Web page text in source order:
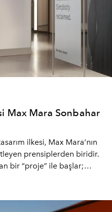
Max Mara Sonbahar
ilkesi, Max Mara’nın
prensiplerden biridir.
bir “proje” ile başlar;
dönüştürmek.